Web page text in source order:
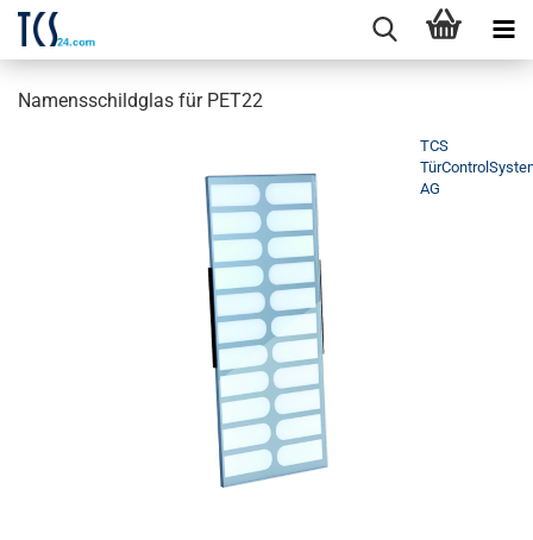
Namensschildglas für PET22
TCS
AG